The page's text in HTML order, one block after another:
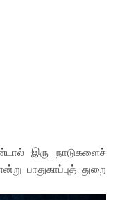
இரு நாடுகளைச்
பாதுகாப்புத் துறை